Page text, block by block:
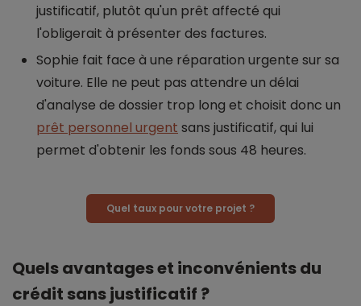
justificatif, plutôt qu'un prêt affecté qui
l'obligerait à présenter des factures.
Sophie fait face à une réparation urgente sur sa
voiture. Elle ne peut pas attendre un délai
d'analyse de dossier trop long et choisit donc un
prêt personnel urgent sans justificatif, qui lui
permet d'obtenir les fonds sous 48 heures.
Quel taux pour votre projet ?
Quels avantages et inconvénients du
crédit sans justificatif ?